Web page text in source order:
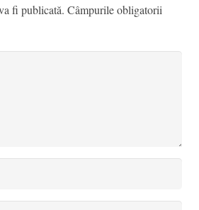
fi publicată. Câmpurile obligatorii